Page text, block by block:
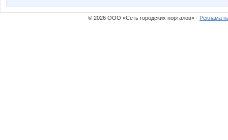
© 2026 ООО «Сеть городских порталов» · Реклама